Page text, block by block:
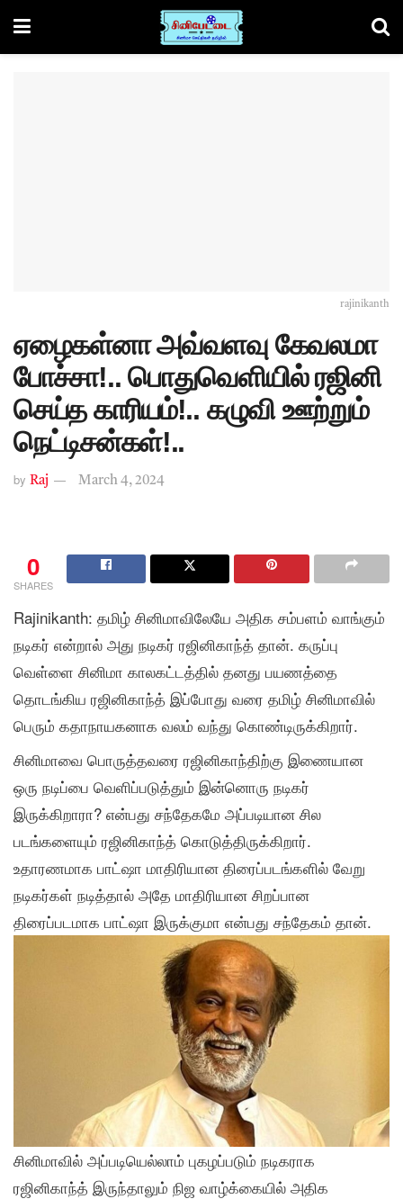
rajinikanth
ஏழைகள்னா அவ்வளவு கேவலமா
போச்சா!.. பொதுவெளியில் ரஜினி
செய்த காரியம்!.. கழுவி ஊற்றும்
நெட்டிசன்கள்!..
by Raj March 4, 2024
0
SHARES
Rajinikanth: தமிழ் சினிமாவிலேயே அதிக சம்பளம் வாங்கும்
நடிகர் என்றால் அது நடிகர் ரஜினிகாந்த் தான். கருப்பு
வெள்ளை சினிமா காலகட்டத்தில் தனது பயணத்தை
தொடங்கிய ரஜினிகாந்த் இப்போது வரை தமிழ் சினிமாவில்
பெரும் கதாநாயகனாக வலம் வந்து கொண்டிருக்கிறார்.
சினிமாவை பொருத்தவரை ரஜினிகாந்திற்கு இணையான
ஒரு நடிப்பை வெளிப்படுத்தும் இன்னொரு நடிகர்
இருக்கிறாரா? என்பது சந்தேகமே அப்படியான சில
படங்களையும் ரஜினிகாந்த் கொடுத்திருக்கிறார்.
உதாரணமாக பாட்ஷா மாதிரியான திரைப்படங்களில் வேறு
நடிகர்கள் நடித்தால் அதே மாதிரியான சிறப்பான
திரைப்படமாக பாட்ஷா இருக்குமா என்பது சந்தேகம் தான்.
சினிமாவில் அப்படியெல்லாம் புகழப்படும் நடிகராக
ரஜினிகாந்த் இருந்தாலும் நிஜ வாழ்க்கையில் அதிக